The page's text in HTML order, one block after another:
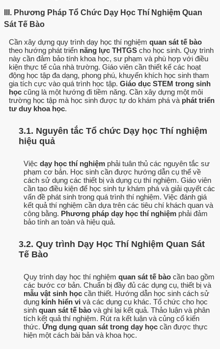
III. Phương Pháp Tổ Chức Dạy Học Thí Nghiệm Quan
Sát Tế Bào
Cần xây dựng quy trình dạy học thí nghiệm quan sát tế bào
theo hướng phát triển năng lực THTGS cho học sinh. Quy trình
này cần đảm bảo tính khoa học, sư phạm và phù hợp với điều
kiện thực tế của nhà trường. Giáo viên cần thiết kế các hoạt
động học tập đa dạng, phong phú, khuyến khích học sinh tham
gia tích cực vào quá trình học tập. Giáo dục STEM trong sinh
học cũng là một hướng đi tiềm năng. Cần xây dựng một môi
trường học tập mà học sinh được tự do khám phá và phát triển
tư duy khoa học.
3.1. Nguyên tắc Tổ chức Dạy học Thí nghiệm
hiệu quả
Việc dạy học thí nghiệm phải tuân thủ các nguyên tắc sư
phạm cơ bản. Học sinh cần được hướng dẫn cụ thể về
cách sử dụng các thiết bị và dụng cụ thí nghiệm. Giáo viên
cần tạo điều kiện để học sinh tự khám phá và giải quyết các
vấn đề phát sinh trong quá trình thí nghiệm. Việc đánh giá
kết quả thí nghiệm cần dựa trên các tiêu chí khách quan và
công bằng. Phương pháp dạy học thí nghiệm phải đảm
bảo tính an toàn và hiệu quả.
3.2. Quy trình Dạy Học Thí Nghiệm Quan Sát
Tế Bào
Quy trình dạy học thí nghiệm quan sát tế bào cần bao gồm
các bước cơ bản. Chuẩn bị đầy đủ các dụng cụ, thiết bị và
mẫu vật sinh học cần thiết. Hướng dẫn học sinh cách sử
dụng kính hiển vi và các dụng cụ khác. Tổ chức cho học
sinh quan sát tế bào và ghi lại kết quả. Thảo luận và phân
tích kết quả thí nghiệm. Rút ra kết luận và củng cố kiến
thức. Ứng dụng quan sát trong dạy học cần được thực
hiện một cách bài bản và khoa học.